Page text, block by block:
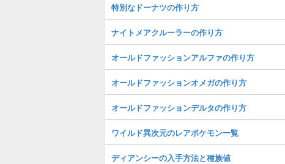
特別なドーナツの作り方
ナイトメアクルーラーの作り方
オールドファッションアルファの作り方
オールドファッションオメガの作り方
オールドファッションデルタの作り方
ワイルド異次元のレアポケモン一覧
ディアンシーの入手方法と種族値